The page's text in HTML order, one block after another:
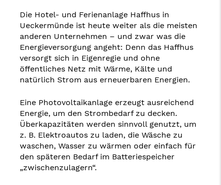
Die Hotel- und Ferienanlage Haffhus in
Ueckermünde ist heute weiter als die meisten
anderen Unternehmen – und zwar was die
Energieversorgung angeht: Denn das Haffhus
versorgt sich in Eigenregie und ohne
öffentliches Netz mit Wärme, Kälte und
natürlich Strom aus erneuerbaren Energien.
Eine Photovoltaikanlage erzeugt ausreichend
Energie, um den Strombedarf zu decken.
Überkapazitäten werden sinnvoll genutzt, um
z. B. Elektroautos zu laden, die Wäsche zu
waschen, Wasser zu wärmen oder einfach für
den späteren Bedarf im Batteriespeicher
„zwischenzulagern“.